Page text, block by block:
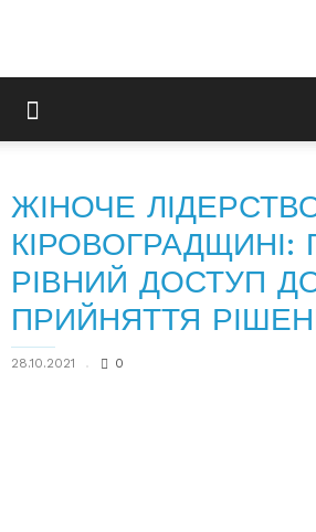
ЖІНОЧЕ
КІРОВОГРАДЩИНІ:
РІВНИЙ ДОСТУП
ПРИЙНЯТТЯ
28.10.2021 0